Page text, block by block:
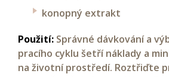
konopný extrakt
Použití: Správné dávkování a
pracího cyklu šetří náklady a
na životní prostředí. Roztřiďte